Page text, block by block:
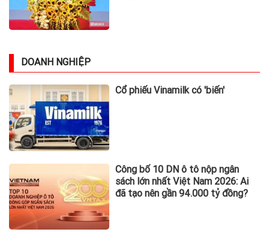
DOANH NGHIỆP
Cổ phiếu Vinamilk có 'biến'
Công bố 10 DN ô tô nộp ngân
sách lớn nhất Việt Nam 2026: Ai
đã tạo nên gần 94.000 tỷ đồng?